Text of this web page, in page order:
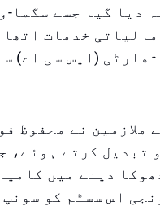
دیا گیا جسے
خدمات
(ایس سی اے)
ملازمین نے محفوظ
تبدیل کرتے ہوئے،
دینے میں
اس سسٹم کو سونپ